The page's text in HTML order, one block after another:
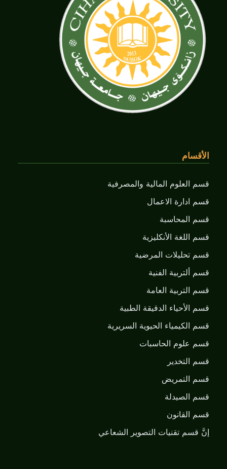
الأقسام
قسم العلوم المالية والمصرفية
قسم ادارة الاعمال
قسم المحاسبة
قسم اللغة الأنكليزية
قسم تحليلات المرضية
قسم ألتربية الفنية
قسم التربية العامة
قسم الأحياء الدقيقة الطبية
قسم الكيمياء الحيوية السريرية
قسم علوم الحاسبات
قسم التخدير
قسم التمريض
قسم الصيدلة
قسم القانون
إنَّ قسم تقنيات التصوير الشعاعي